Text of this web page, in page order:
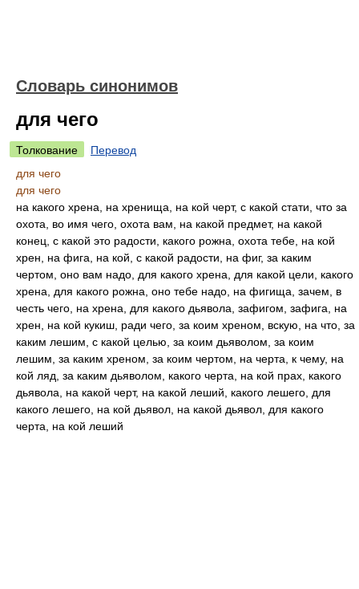
Словарь синонимов
для чего
Толкование
Перевод
для чего
для чего
на какого хрена, на хренища, на кой черт, с какой стати, что за
охота, во имя чего, охота вам, на какой предмет, на какой
конец, с какой это радости, какого рожна, охота тебе, на кой
хрен, на фига, на кой, с какой радости, на фиг, за каким
чертом, оно вам надо, для какого хрена, для какой цели, какого
хрена, для какого рожна, оно тебе надо, на фигища, зачем, в
честь чего, на хрена, для какого дьявола, зафигом, зафига, на
хрен, на кой кукиш, ради чего, за коим хреном, вскую, на что, за
каким лешим, с какой целью, за коим дьяволом, за коим
лешим, за каким хреном, за коим чертом, на черта, к чему, на
кой ляд, за каким дьяволом, какого черта, на кой прах, какого
дьявола, на какой черт, на какой леший, какого лешего, для
какого лешего, на кой дьявол, на какой дьявол, для какого
черта, на кой леший